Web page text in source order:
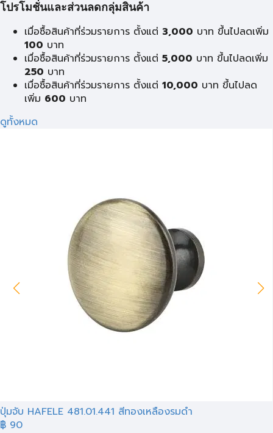
โปรโมชั่นและส่วนลดกลุ่มสินค้า
เมื่อซื้อสินค้าที่ร่วมรายการ ตั้งแต่ 3,000 บาท ขึ้นไปลดเพิ่ม
100 บาท
เมื่อซื้อสินค้าที่ร่วมรายการ ตั้งแต่ 5,000 บาท ขึ้นไปลดเพิ่ม
250 บาท
เมื่อซื้อสินค้าที่ร่วมรายการ ตั้งแต่ 10,000 บาท ขึ้นไปลด
เพิ่ม 600 บาท
ดูทั้งหมด
ปุ่มจับ HAFELE 481.01.441 สีทองเหลืองรมดำ
฿ 90